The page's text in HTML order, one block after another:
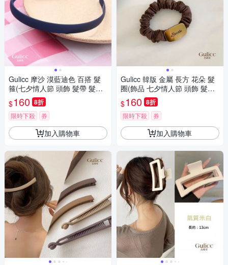
Gulicc 摩沙 漠藍迪色 百搭 髮
箍(七夕情人節 頭飾 髮帶 髮繩
髮束 生日禮物 )
$160 8折
限時下殺 券
加入購物車
Gulicc 韓版 金屬 長方 花朵 髮
圈(飾品 七夕情人節 頭飾 髮帶
髮圈 生日禮物 )
$160 8折
限時下殺 券
加入購物車